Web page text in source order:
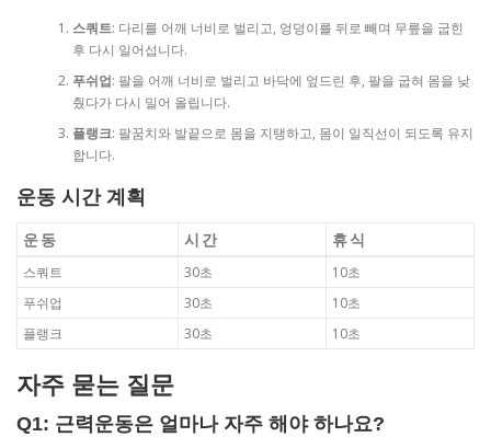
스쿼트: 다리를 어깨 너비로 벌리고, 엉덩이를 뒤로 빼며 무릎을 굽힌
후 다시 일어섭니다.
푸쉬업: 팔을 어깨 너비로 벌리고 바닥에 엎드린 후, 팔을 굽혀 몸을 낮
췄다가 다시 밀어 올립니다.
플랭크: 팔꿈치와 발끝으로 몸을 지탱하고, 몸이 일직선이 되도록 유지
합니다.
운동 시간 계획
운동 시간 휴식
스쿼트 30초
10초
푸쉬업
30초
10초
플랭크
30초 10초
자주 묻는 질문
Q1: 근력운동은 얼마나 자주 해야 하나요?